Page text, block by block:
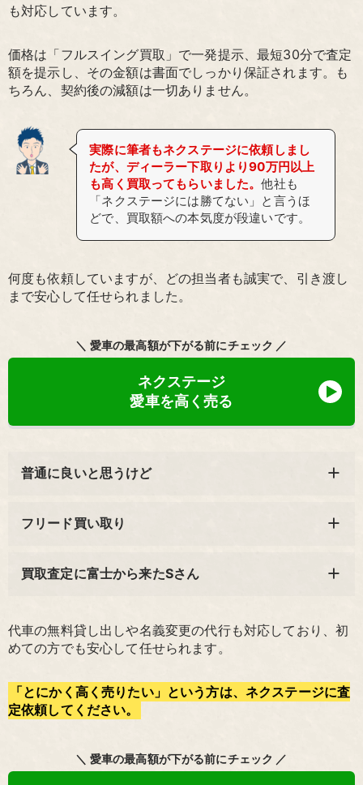
も対応しています。
価格は「フルスイング買取」で一発提示、最短30分で査定
額を提示し、その金額は書面でしっかり保証されます。も
ちろん、契約後の減額は一切ありません。
実際に筆者もネクステージに依頼しまし
たが、ディーラー下取りより90万円以上
も高く買取ってもらいました。他社も
「ネクステージには勝てない」と言うほ
どで、買取額への本気度が段違いです。
何度も依頼していますが、どの担当者も誠実で、引き渡し
まで安心して任せられました。
＼ 愛車の最高額が下がる前にチェック ／
ネクステージ
愛車を高く売る
普通に良いと思うけど
フリード買い取り
買取査定に富士から来たSさん
代車の無料貸し出しや名義変更の代行も対応しており、初
めての方でも安心して任せられます。
「とにかく高く売りたい」という方は、ネクステージに査
定依頼してください。
＼ 愛車の最高額が下がる前にチェック ／